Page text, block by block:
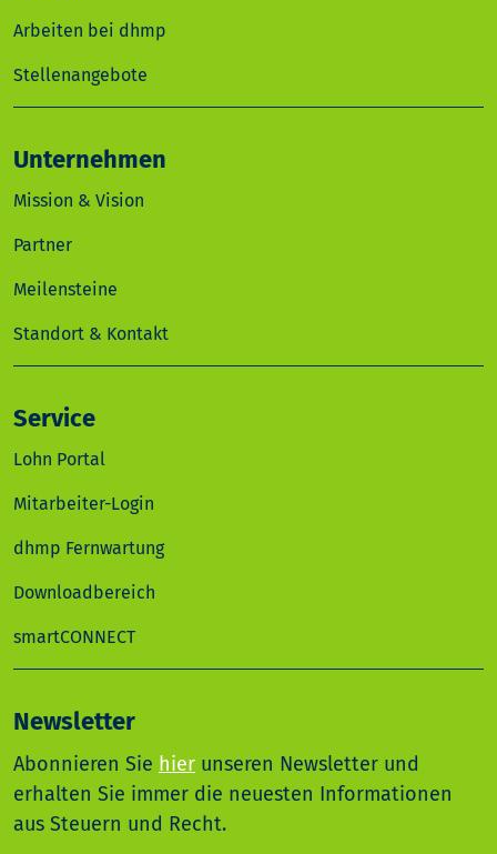
Arbeiten bei dhmp
Stellenangebote
Unternehmen
Mission & Vision
Partner
Meilensteine
Standort & Kontakt
Service
Lohn Portal
Mitarbeiter-Login
dhmp Fernwartung
Downloadbereich
smartCONNECT
Newsletter
Abonnieren Sie hier unseren Newsletter und
erhalten Sie immer die neuesten Informationen
aus Steuern und Recht.